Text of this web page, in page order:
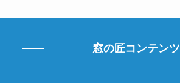
窓の匠コンテンツ